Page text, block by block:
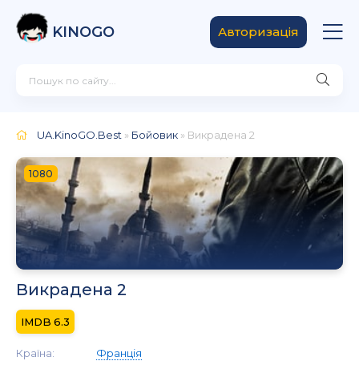
KINOGO Авторизація
UA.KinoGO.Best » Бойовик » Викрадена 2
1080
Викрадена 2
6.3
Країна:
Франція